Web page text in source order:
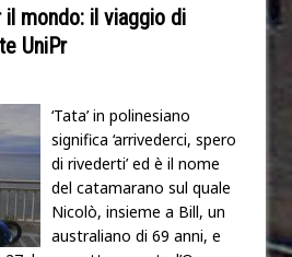
mondo: il viaggio di
UniPr
‘Tata’ in polinesiano
significa ‘arrivederci, spero
di rivederti’ ed è il nome
del catamarano sul quale
Nicolò, insieme a Bill, un
australiano di 69 anni, e